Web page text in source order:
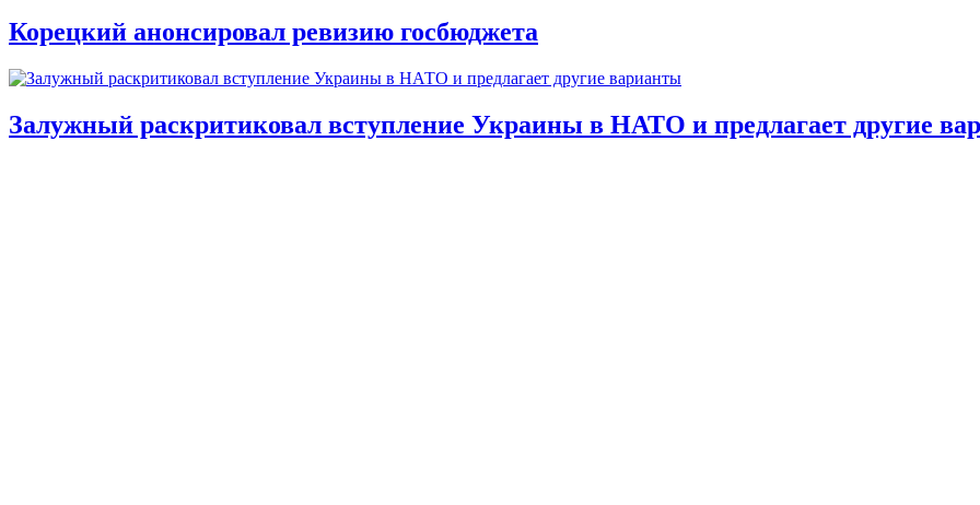
Корецкий анонсировал ревизию госбюджета
Залужный раскритиковал вступление Украины в НАТО и предлагает другие